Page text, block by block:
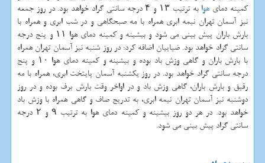
كمینه دمایهوا
به ترتیب ۱۳ و ۴ درجه سانتی گراد خواهد بود. در روز جمعه
نیز آسمان تهران نیمه ابری همراه با مه صبحگاهی و در شب ابری و همراه با
بارش باران پیش بینی می شود و بیشینه و كمینه دمای هوا ۱۱ و پنج درجه
سانتی گراد خواهد بود. ضیاییان اضافه كرد: در روز شنبه نیز آسمان تهران همراه
با بارش باران و گاهی وزش باد بوده و بیشینه و كمینه دمای هوا ۱۰ و پنج
درجه سانتی گراد خواهد بود. در روز یكشنبه آسمان پایتخت ابری، همراه با مه
رقیق و بارش باران، گاهی وزش باد و در اواخر وقت بارش برف بوده و در روز
دوشنبه نیز آسمان تهران نیمه ابری، به تدریج صاف و گاهی همراه با وزش باد
خواهد بود. در هر دو روز بیشینه و كمینه دمای هوا به ترتیب ۹ و ۲ درجه
سانتی گراد پیش بینی می شود.